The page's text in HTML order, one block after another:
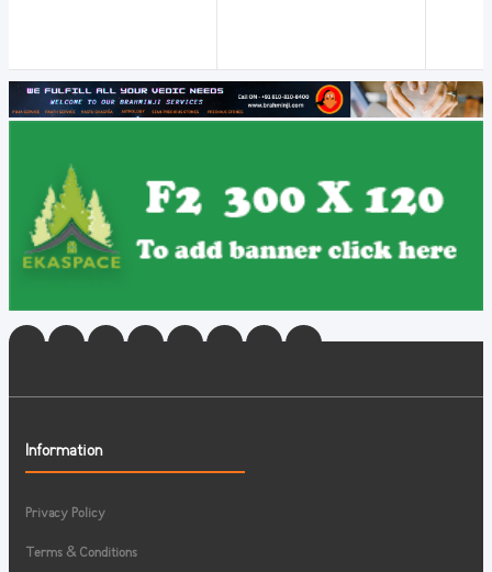
Information
Privacy Policy
Terms & Conditions